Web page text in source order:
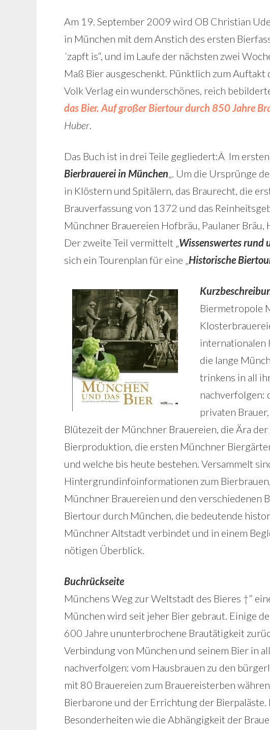
Am 19. September 2009 wird OB Christian
in München mit dem Anstich des ersten
´zapft is“, und im Laufe der nächsten zwei
Maß Bier ausgeschenkt. Pünktlich zum
Volk Verlag ein wunderschönes, reich
das Bier. Auf großer Biertour durch 850 Jahre
Huber.
Das Buch ist in drei Teile gegliedert:Â Im ersten
Bierbrauerei in München„. Um die Ursprünge
in Klöstern und Spitälern, das Braurecht, die
Brauverfassung von 1372 und das
Münchner Brauereien Hofbräu, Paulaner Bräu,
Der zweite Teil vermittelt „Wissenswertes rund
sich ein Tourenplan für eine „Historische
Biermetropole
internationalen
die lange
trinkens in all
nachverfolgen:
privaten
Blütezeit der Münchner Brauereien, die Ära
Bierproduktion, die ersten Münchner
und welche bis heute bestehen. Versammelt
Hintergrundinfoinformationen zum
Münchner Brauereien und den verschiedenen
Biertour durch München, die bedeutende
Münchner Altstadt verbindet und in einem
nötigen Überblick.
Buchrückseite
Münchens Weg zur Weltstadt des Bieres †“
München wird seit jeher Bier gebraut. Einige
600 Jahre ununterbrochene Brautätigkeit
Verbindung von München und seinem Bier in
nachverfolgen: vom Hausbrauen zu den
mit 80 Brauereien zum Brauereisterben
Bierbarone und der Errichtung der
Besonderheiten wie die Abhängigkeit der